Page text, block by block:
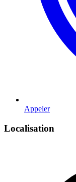
Appeler
Localisation